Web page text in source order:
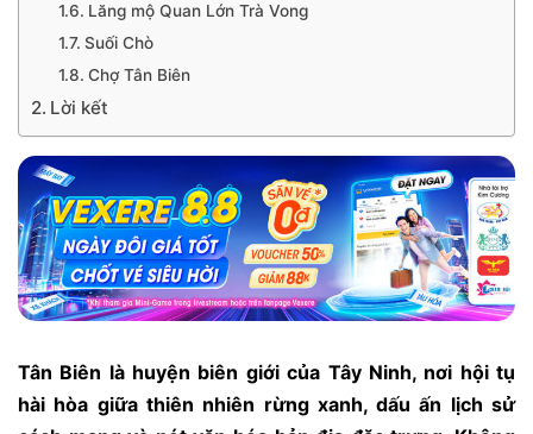
Lăng mộ Quan Lớn Trà Vong
Suối Chò
Chợ Tân Biên
Lời kết
Tân Biên là huyện biên giới của Tây Ninh, nơi hội tụ
hài hòa giữa thiên nhiên rừng xanh, dấu ấn lịch sử